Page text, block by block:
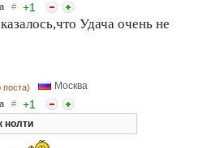
# +1
Удача очень не
поста) Москва
# +1
нолти